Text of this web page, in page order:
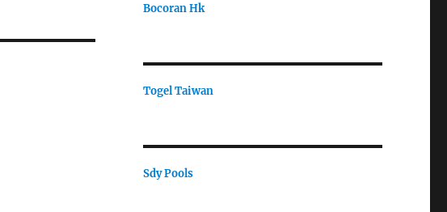
Bocoran Hk
Togel Taiwan
Sdy Pools